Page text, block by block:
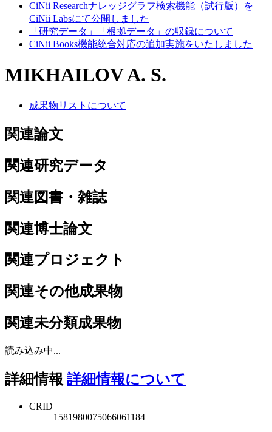
CiNii Researchナレッジグラフ検索機能（試行版）を
CiNii Labsにて公開しました
「研究データ」「根拠データ」の収録について
CiNii Books機能統合対応の追加実施をいたしました
MIKHAILOV A. S.
成果物リストについて
関連論文
関連研究データ
関連図書・雑誌
関連博士論文
関連プロジェクト
関連その他成果物
関連未分類成果物
読み込み中...
詳細情報 詳細情報について
CRID
1581980075066061184